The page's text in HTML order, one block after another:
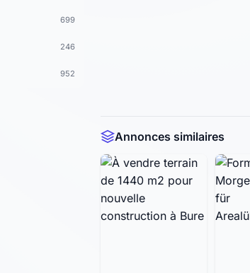
699
246
952
Annonces similaires